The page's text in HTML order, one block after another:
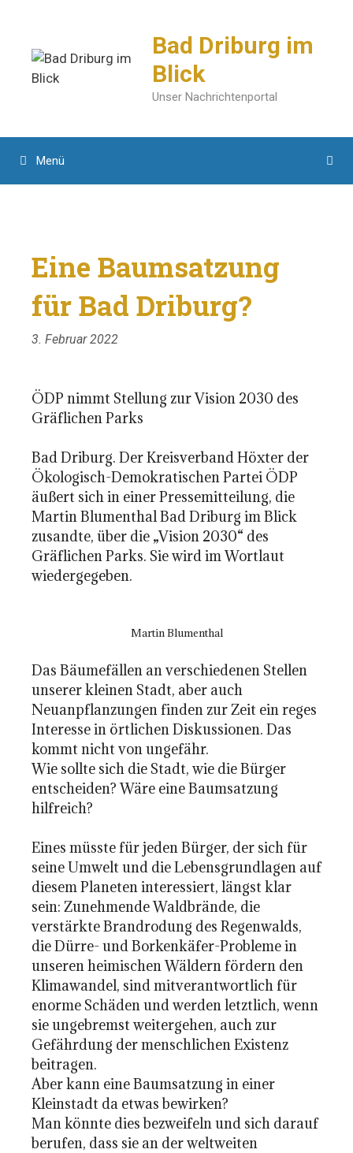
springen
Bad Driburg im
Blick
Unser Nachrichtenportal
Menü
Eine Baumsatzung
für Bad Driburg?
3. Februar 2022
ÖDP nimmt Stellung zur Vision 2030 des
Gräflichen Parks
Bad Driburg. Der Kreisverband Höxter der
Ökologisch-Demokratischen Partei ÖDP
äußert sich in einer Pressemitteilung, die
Martin Blumenthal Bad Driburg im Blick
zusandte, über die „Vision 2030“ des
Gräflichen Parks. Sie wird im Wortlaut
wiedergegeben.
Martin Blumenthal
Das Bäumefällen an verschiedenen Stellen
unserer kleinen Stadt, aber auch
Neuanpflanzungen finden zur Zeit ein reges
Interesse in örtlichen Diskussionen. Das
kommt nicht von ungefähr.
Wie sollte sich die Stadt, wie die Bürger
entscheiden? Wäre eine Baumsatzung
hilfreich?
Eines müsste für jeden Bürger, der sich für
seine Umwelt und die Lebensgrundlagen auf
diesem Planeten interessiert, längst klar
sein: Zunehmende Waldbrände, die
verstärkte Brandrodung des Regenwalds,
die Dürre- und Borkenkäfer-Probleme in
unseren heimischen Wäldern fördern den
Klimawandel, sind mitverantwortlich für
enorme Schäden und werden letztlich, wenn
sie ungebremst weitergehen, auch zur
Gefährdung der menschlichen Existenz
beitragen.
Aber kann eine Baumsatzung in einer
Kleinstadt da etwas bewirken?
Man könnte dies bezweifeln und sich darauf
berufen, dass sie an der weltweiten